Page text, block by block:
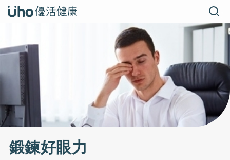
鍛鍊好眼力